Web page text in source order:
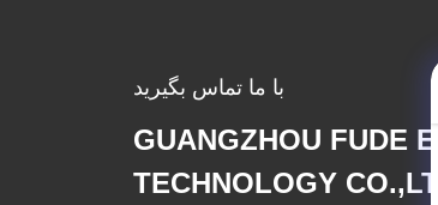
با ما تماس بگیرید
GUANGZHOU FUDE
TECHNOLOGY